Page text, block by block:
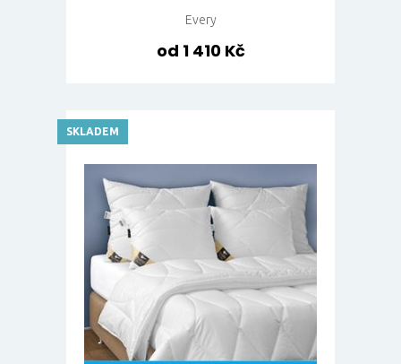
Every
od 1 410 Kč
SKLADEM